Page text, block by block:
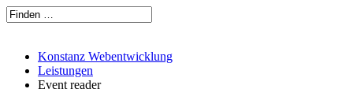
Konstanz Webentwicklung
Leistungen
Event reader